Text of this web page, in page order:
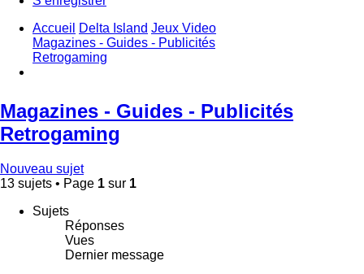
Accueil
Delta Island Jeux Video
Magazines - Guides - Publicités
Retrogaming
Magazines - Guides - Publicités
Retrogaming
Nouveau sujet
13 sujets • Page 1 sur 1
Sujets
Réponses
Vues
Dernier message